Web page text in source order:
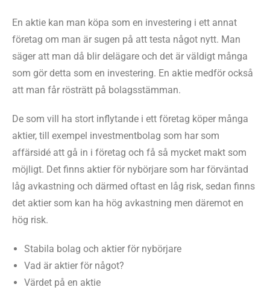
Bästa ekonomipoddar
En aktie kan man köpa som en investering i ett annat
företag om man är sugen på att testa något nytt. Man
säger att man då blir delägare och det är väldigt många
som gör detta som en investering. En aktie medför också
att man får rösträtt på bolagsstämman.
De som vill ha stort inflytande i ett företag köper många
aktier, till exempel investmentbolag som har som
affärsidé att gå in i företag och få så mycket makt som
möjligt. Det finns aktier för nybörjare som har förväntad
låg avkastning och därmed oftast en låg risk, sedan finns
det aktier som kan ha hög avkastning men däremot en
hög risk.
Stabila bolag och aktier för nybörjare
Vad är aktier för något?
Värdet på en aktie